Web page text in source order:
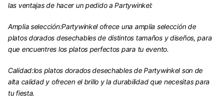
las ventajas de hacer un pedido a Partywinkel:
Amplia selección:Partywinkel ofrece una amplia selección de
platos dorados desechables de distintos tamaños y diseños, para
que encuentres los platos perfectos para tu evento.
Calidad:los platos dorados desechables de Partywinkel son de
alta calidad y ofrecen el brillo y la durabilidad que necesitas para
tu fiesta.